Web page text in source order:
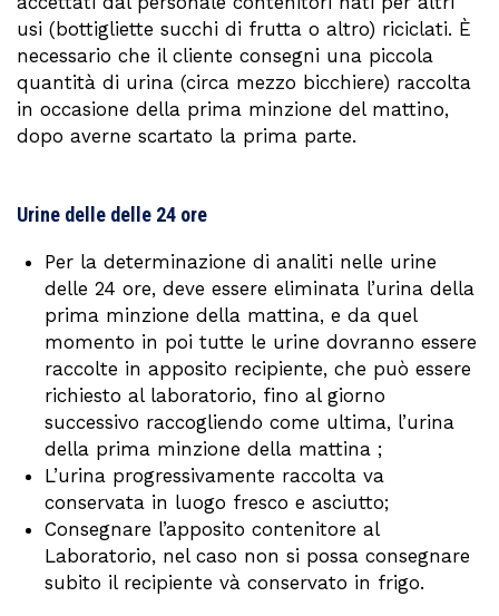
usi (bottigliette succhi di frutta o altro) riciclati. È
necessario che il cliente consegni una piccola
quantità di urina (circa mezzo bicchiere) raccolta
in occasione della prima minzione del mattino,
dopo averne scartato la prima parte.
Urine delle delle 24 ore
Per la determinazione di analiti nelle urine
delle 24 ore, deve essere eliminata l’urina della
prima minzione della mattina, e da quel
momento in poi tutte le urine dovranno essere
raccolte in apposito recipiente, che può essere
richiesto al laboratorio, fino al giorno
successivo raccogliendo come ultima, l’urina
della prima minzione della mattina ;
L’urina progressivamente raccolta va
conservata in luogo fresco e asciutto;
Consegnare l’apposito contenitore al
Laboratorio, nel caso non si possa consegnare
subito il recipiente và conservato in frigo.